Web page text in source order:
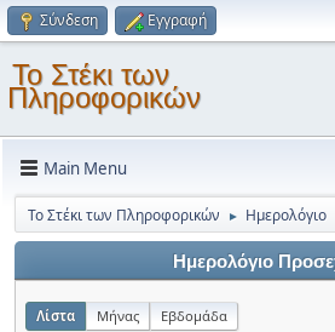
Σύνδεση Εγγραφή
Το Στέκι των
Πληροφορικών
Main Menu
Το Στέκι των Πληροφορικών ► Ημερολόγιο
Ημερολόγιο
Λίστα Μήνας Εβδομάδα